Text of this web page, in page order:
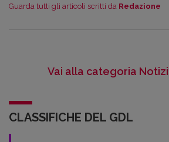
Guarda tutti gli articoli scritti da Redazione
Vai alla categoria
CLASSIFICHE DEL GDL